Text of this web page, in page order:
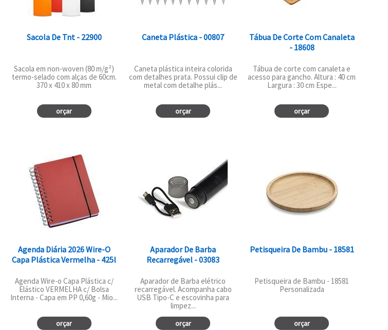
Sacola De Tnt - 22900
Sacola em non-woven (80 m/g²)
termo-selado com alças de 60cm.
370 x 410 x 80 mm
orçar
Caneta Plástica - 00807
Caneta plástica inteira colorida
com detalhes prata. Possui clip de
metal com detalhe plás...
orçar
Tábua De Corte Com Canaleta
- 18608
Tábua de corte com canaleta e
acesso para gancho. Altura : 40 cm
Largura : 30 cm Espe...
orçar
Agenda Diária 2026 Wire-O
Capa Plástica Vermelha - 425l
Agenda Wire-o Capa Plástica c/
Elástico VERMELHA c/ Bolsa
Interna - Capa em PP 0,60g - Mio...
orçar
Aparador De Barba
Recarregável - 03083
Aparador de Barba elétrico
recarregável. Acompanha cabo
USB Tipo-C e escovinha para
limpez...
orçar
Petisqueira De Bambu - 18581
Petisqueira de Bambu - 18581
Personalizada
orçar